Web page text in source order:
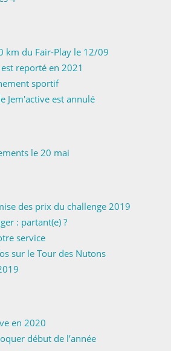
km du Fair-Play le 12/09
reporté en 2021
sportif
Jem'active est annulé
le 20 mai
des prix du challenge 2019
: partant(e) ?
service
sur le Tour des Nutons
en 2020
début de l’année